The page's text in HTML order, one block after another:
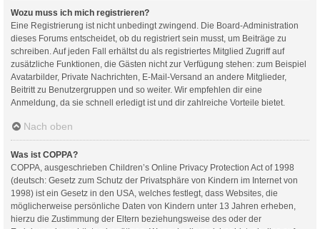
Wozu muss ich mich registrieren?
Eine Registrierung ist nicht unbedingt zwingend. Die Board-Administration
dieses Forums entscheidet, ob du registriert sein musst, um Beiträge zu
schreiben. Auf jeden Fall erhältst du als registriertes Mitglied Zugriff auf
zusätzliche Funktionen, die Gästen nicht zur Verfügung stehen: zum Beispiel
Avatarbilder, Private Nachrichten, E-Mail-Versand an andere Mitglieder,
Beitritt zu Benutzergruppen und so weiter. Wir empfehlen dir eine
Anmeldung, da sie schnell erledigt ist und dir zahlreiche Vorteile bietet.
Nach oben
Was ist COPPA?
COPPA, ausgeschrieben Children’s Online Privacy Protection Act of 1998
(deutsch: Gesetz zum Schutz der Privatsphäre von Kindern im Internet von
1998) ist ein Gesetz in den USA, welches festlegt, dass Websites, die
möglicherweise persönliche Daten von Kindern unter 13 Jahren erheben,
hierzu die Zustimmung der Eltern beziehungsweise des oder der